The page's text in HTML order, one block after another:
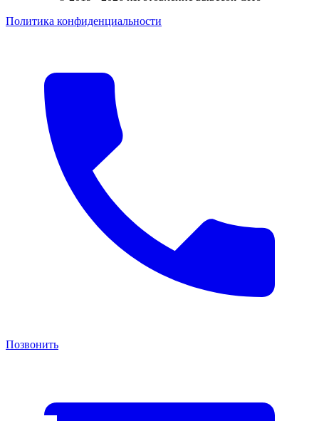
Политика конфиденциальности
Позвонить